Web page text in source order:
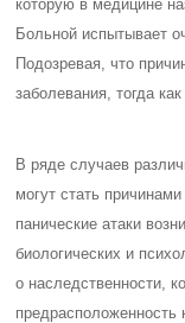
которую в медицине
Больной испытывает
Подозревая, что
заболевания, тогда
В ряде случаев
могут стать
панические атаки
биологических и
о наследственности,
предрасположенность